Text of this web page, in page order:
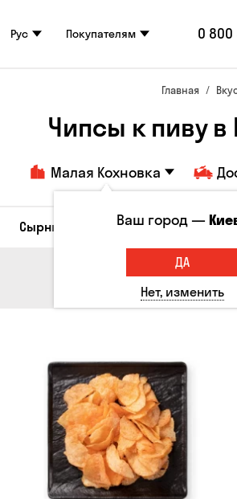
Рус Покупателям 0 800
Главная
Чипсы к пиву
Малая Кохновка
Сырные закуски Орешки
Ваш город —
ДА
Нет, изменить